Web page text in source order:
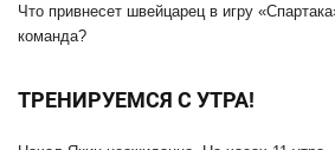
Что привнесет швейцарец в игру
команда?
ТРЕНИРУЕМСЯ С УТРА!